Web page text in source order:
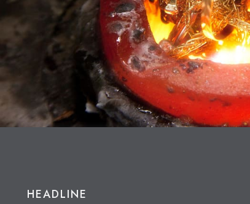
HEADLINE